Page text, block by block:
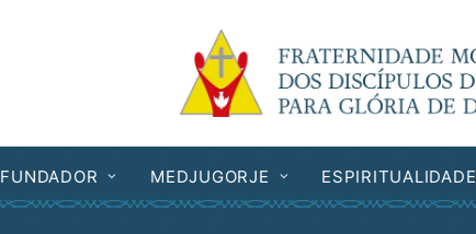
FUNDADOR MEDJUGORJE ESPIRITUALIDADE